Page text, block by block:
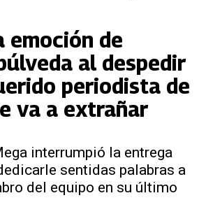
emoción de
al despedir
periodista de
va a extrañar
interrumpió la entrega
sentidas palabras a
del equipo en su último